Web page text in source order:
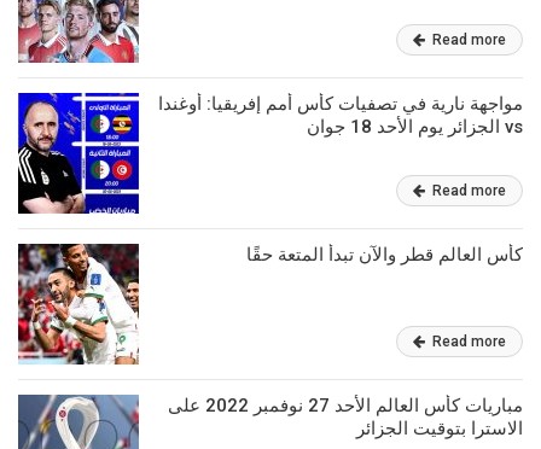
Read more
مواجهة نارية في تصفيات كأس أمم إفريقيا: أوغندا
vs الجزائر يوم الأحد 18 جوان
Read more
كأس العالم قطر والآن تبدأ المتعة حقًا
Read more
مباريات كأس العالم الأحد 27 نوفمبر 2022 على
الاسترا بتوقيت الجزائر